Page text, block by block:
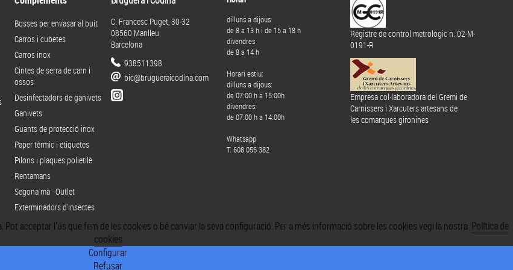
Bosses per envasar al buit
Carros i cubetes
Carros inox
Cintes de serra de carn i
ossos
Desinfectadors de ganivets
Ganivets
Guants de protecció inox
Paper tèrmic i etiquetes
Pilons i plaques polietilè
Rentamans
Segona mà - Outlet
Exterminadors d'insectes
C. Francesc Puget, 30-32
08560 Manlleu
Barcelona
938511398
bic@brugueraicodina.com
dilluns a dijous
de 8 a 13 h i de 15 a 18 h
divendres
de 8 a 14 h
Horari estiu:
dilluns a dijous:
de 07:00 h a 15:00h
divendres:
de 07:00 h a 14:00h
Whatsapp
T. 608 056 382
Registre de control metrològic n. 02-M-
0191-R
Empresa col·laboradora del Gremi de
Carnissers i Xarcuters artesans de
les comarques gironines
acceptar l'ús que fem de les cookies o bé canviar la seva configuració. Per a més informació sobre les cookies vegi la nostra Política de
cookies
Configurar
Refusar